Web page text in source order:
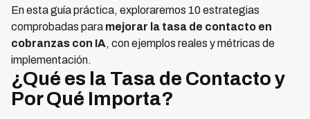
En esta guía práctica, exploraremos 10 estrategias
comprobadas para mejorar la tasa de contacto en
cobranzas con IA, con ejemplos reales y métricas de
implementación.
¿Qué es la Tasa de Contacto y
Por Qué Importa?